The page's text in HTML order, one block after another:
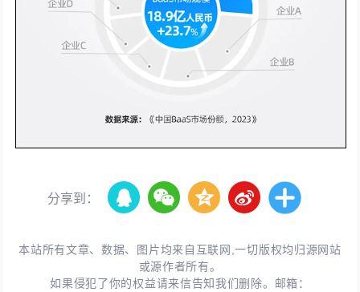
分享到：
本站所有文章、数据、图片均来自互联网,一切版权均归源网站
或源作者所有。
如果侵犯了你的权益请来信告知我们删除。邮箱：